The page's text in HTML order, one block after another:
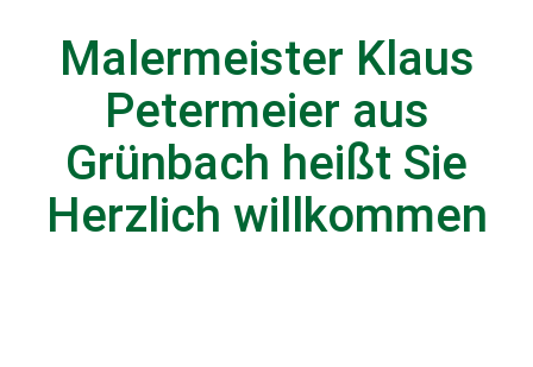
Malermeister Klaus
Petermeier aus
Grünbach heißt Sie
Herzlich willkommen